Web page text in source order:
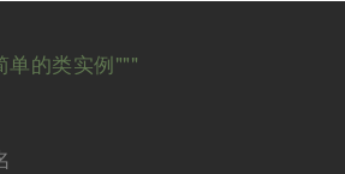
单的类实例"""